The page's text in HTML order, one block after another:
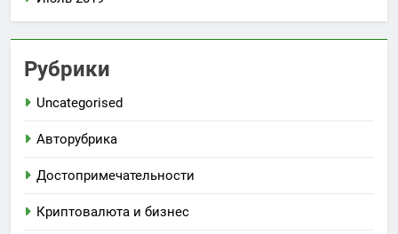
Рубрики
Uncategorised
Авторубрика
Достопримечательности
Криптовалюта и бизнес